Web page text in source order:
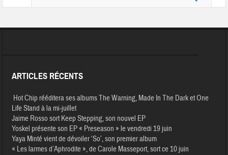
ARTICLES RÉCENTS
Hot Chip rééditera ses albums The Warning, Made In The Dark et One
Life Stand à la mi-juillet
Jaime Rosso sort Keep Stepping, son nouvel EP
Yoskel présente son EP « Preseason » le vendredi 19 juin
Yaya Minté vient de dévoiler ‘So’, son premier album
« Les larmes d’Aphrodite », de Carole Masseport, sort ce 10 juin